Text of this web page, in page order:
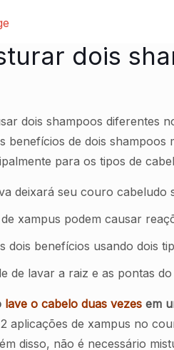
dois
dois shampoos diferentes
benefícios de dois
para os tipos de
deixará seu couro cabeludo
xampus podem causar
dois benefícios usando dois
de lavar a raiz e as pontas
lave o cabelo duas vezes em
aplicações de xampus no
disso, não é necessário